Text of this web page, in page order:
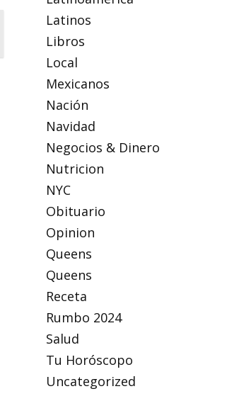
Latinos
Libros
Local
Mexicanos
Nación
Navidad
Negocios & Dinero
Nutricion
NYC
Obituario
Opinion
Queens
Queens
Receta
Rumbo 2024
Salud
Tu Horóscopo
Uncategorized